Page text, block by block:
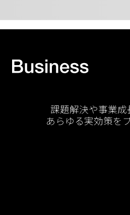
課題解決や事業成
あらゆる実効策を